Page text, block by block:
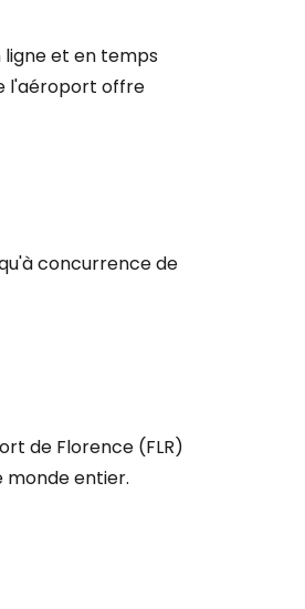
ligne et en temps
l'aéroport offre
concurrence de
de Florence (FLR)
monde entier.